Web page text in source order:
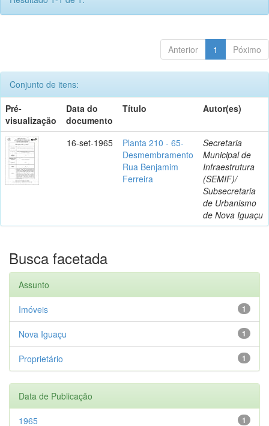
Anterior 1 Póximo
Conjunto de itens:
Pré-
visualização
Data do
documento
Título Autor(es)
16-set-1965
Planta 210 - 65-
Desmembramento
Rua Benjamim
Ferreira
Secretaria
Municipal de
Infraestrutura
(SEMIF)/
Subsecretaria
de Urbanismo
de Nova Iguaçu
Busca facetada
Assunto
1
Imóveis
1
Nova Iguaçu
1
Proprietário
Data de Publicação
1
1965